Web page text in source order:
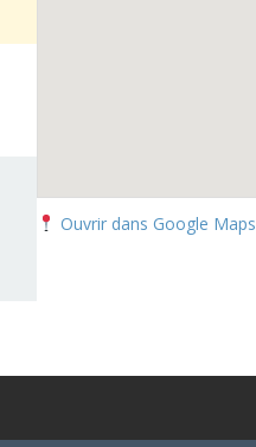
Ouvrir dans Google Maps